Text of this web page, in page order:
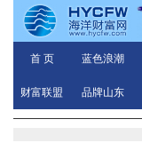
首 页 蓝色浪潮
财富联盟 品牌山东